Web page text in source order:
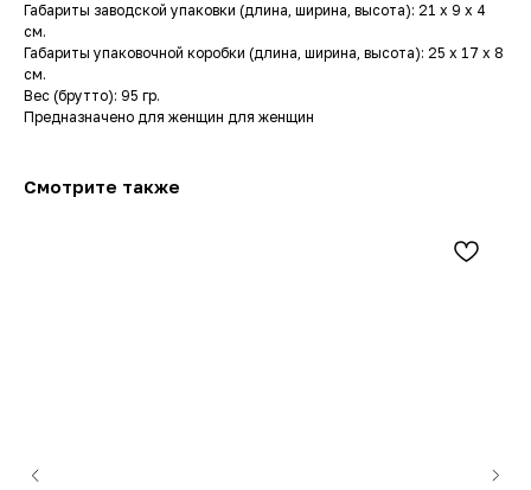
Габариты заводской упаковки (длина, ширина, высота): 21 x 9 x 4
см.
Габариты упаковочной коробки (длина, ширина, высота): 25 x 17 x 8
см.
Вес (брутто): 95 гр.
Предназначено для женщин для женщин
Смотрите также